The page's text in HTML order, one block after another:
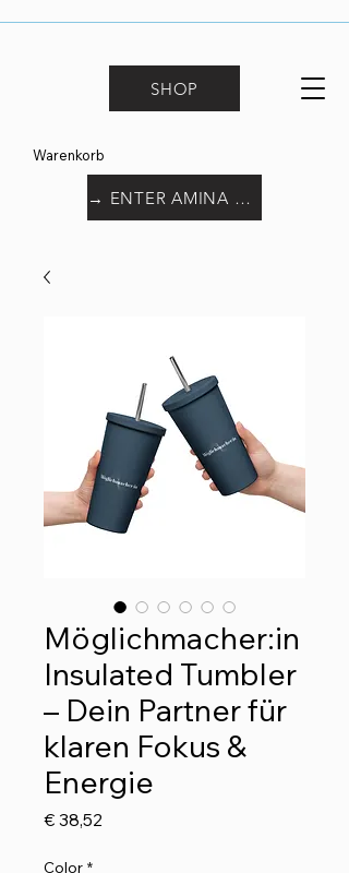
SHOP
Warenkorb
→ ENTER AMINA WORLD
Möglichmacher:in
Insulated Tumbler
– Dein Partner für
klaren Fokus &
Energie
€ 38,52
Color *